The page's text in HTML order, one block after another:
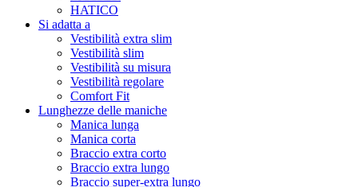
HATICO
Si adatta a
Vestibilità extra slim
Vestibilità slim
Vestibilità su misura
Vestibilità regolare
Comfort Fit
Lunghezze delle maniche
Manica lunga
Manica corta
Braccio extra corto
Braccio extra lungo
Braccio super-extra lungo